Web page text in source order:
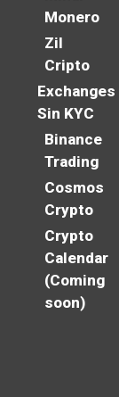
Monero
Zil
Cripto
Exchanges
Sin KYC
Binance
Trading
Cosmos
Crypto
Crypto
Calendar
(Coming
soon)